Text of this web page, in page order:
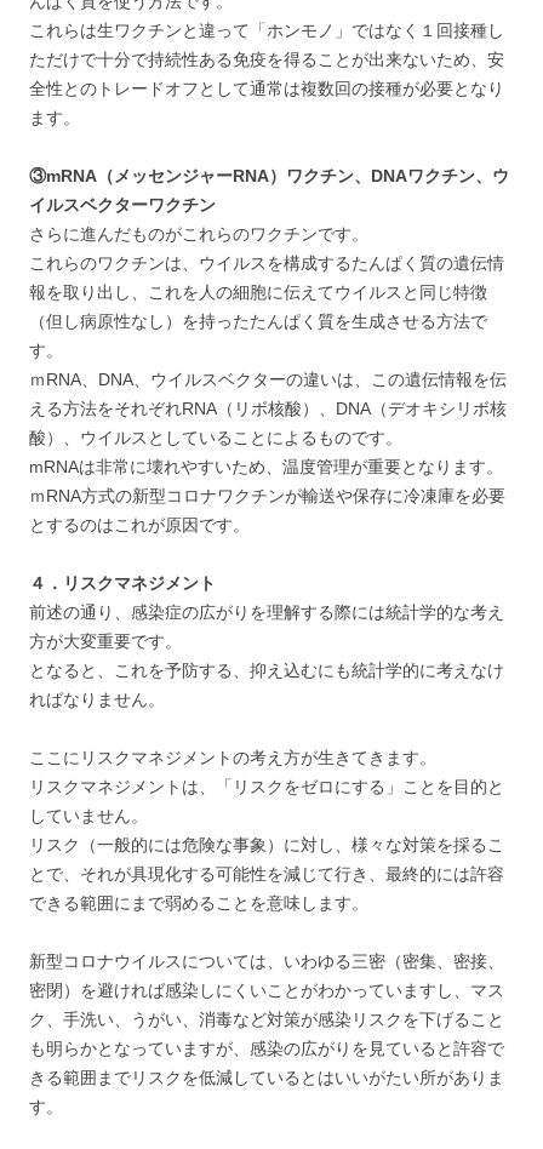
これらは生ワクチンと違って「ホンモノ」ではなく１回接種し
ただけで十分で持続性ある免疫を得ることが出来ないため、安
全性とのトレードオフとして通常は複数回の接種が必要となり
ます。
③mRNA（メッセンジャーRNA）ワクチン、DNAワクチン、ウ
イルスベクターワクチン
さらに進んだものがこれらのワクチンです。
これらのワクチンは、ウイルスを構成するたんぱく質の遺伝情
報を取り出し、これを人の細胞に伝えてウイルスと同じ特徴
（但し病原性なし）を持ったたんぱく質を生成させる方法で
す。
ｍRNA、DNA、ウイルスベクターの違いは、この遺伝情報を伝
える方法をそれぞれRNA（リボ核酸）、DNA（デオキシリボ核
酸）、ウイルスとしていることによるものです。
mRNAは非常に壊れやすいため、温度管理が重要となります。
ｍRNA方式の新型コロナワクチンが輸送や保存に冷凍庫を必要
とするのはこれが原因です。
４．リスクマネジメント
前述の通り、感染症の広がりを理解する際には統計学的な考え
方が大変重要です。
となると、これを予防する、抑え込むにも統計学的に考えなけ
ればなりません。
ここにリスクマネジメントの考え方が生きてきます。
リスクマネジメントは、「リスクをゼロにする」ことを目的と
していません。
リスク（一般的には危険な事象）に対し、様々な対策を採るこ
とで、それが具現化する可能性を減じて行き、最終的には許容
できる範囲にまで弱めることを意味します。
新型コロナウイルスについては、いわゆる三密（密集、密接、
密閉）を避ければ感染しにくいことがわかっていますし、マス
ク、手洗い、うがい、消毒など対策が感染リスクを下げること
も明らかとなっていますが、感染の広がりを見ていると許容で
きる範囲までリスクを低減しているとはいいがたい所がありま
す。